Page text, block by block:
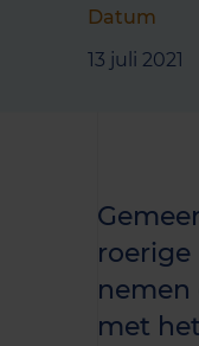
Datum
13 juli 2021
roerige
met